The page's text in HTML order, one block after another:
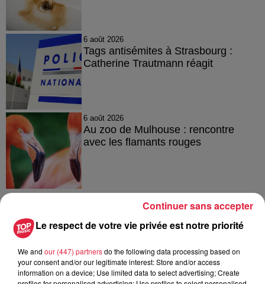
6 août 2026
Tags antisémites à Strasbourg :
Catherine Trautmann réagit
6 août 2026
Au zoo de Mulhouse : rencontre
avec les flamants rouges
À découvrir également
Le respect de votre vie privée est notre priorité
We and our (447) partnersdo the following data processing based on
your consent and/or our legitimate interest: Store and/or access
information on a device; Use limited data to select advertising; Create
Continuer sans accepter